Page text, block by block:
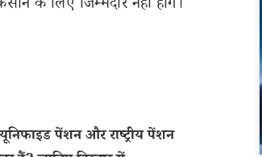
के लिए जिम्मेदार नहीं होंगे।
पेंशन और राष्ट्रीय पेंशन